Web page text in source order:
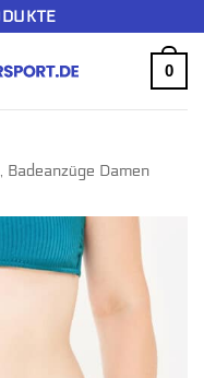
0
Badeanzüge Damen